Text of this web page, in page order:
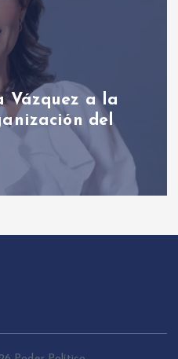
participa en
2036 con
crecimiento